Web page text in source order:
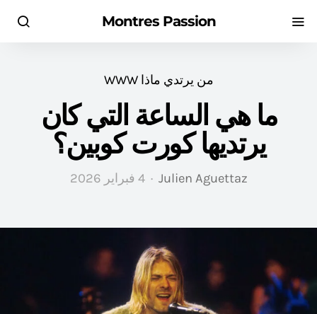
Montres Passion
من يرتدي ماذا WWW
ما هي الساعة التي كان
يرتديها كورت كوبين؟
Julien Aguettaz 4 فبراير 2026